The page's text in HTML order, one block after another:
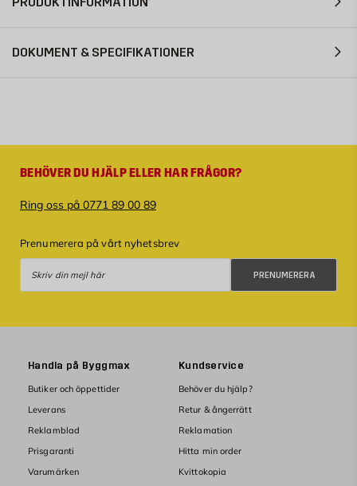
DOKUMENT & SPECIFIKATIONER
BEHÖVER DU HJÄLP ELLER HAR FRÅGOR?
Ring oss på 0771 89 00 89
Prenumerera på vårt nyhetsbrev
PRENUMERERA
Handla på Byggmax
Butiker och öppettider
Leverans
Reklamblad
Prisgaranti
Varumärken
Kundservice
Behöver du hjälp?
Retur & ångerrätt
Reklamation
Hitta min order
Kvittokopia